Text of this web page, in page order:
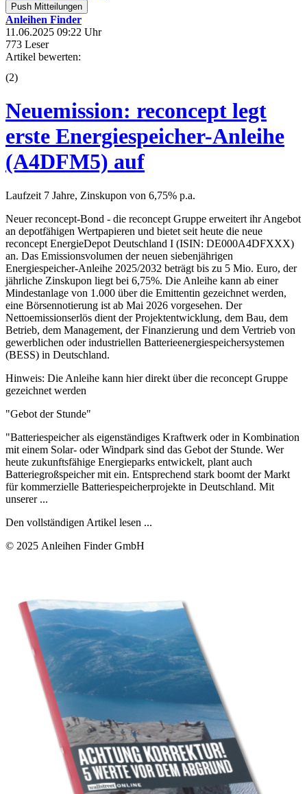
Push Mitteilungen
Anleihen Finder
11.06.2025 09:22 Uhr
773 Leser
Artikel bewerten:
(2)
Neuemission: reconcept legt
erste Energiespeicher-Anleihe
(A4DFM5) auf
Laufzeit 7 Jahre, Zinskupon von 6,75% p.a.
Neuer reconcept-Bond - die reconcept Gruppe erweitert ihr Angebot
an depotfähigen Wertpapieren und bietet seit heute die neue
reconcept EnergieDepot Deutschland I (ISIN: DE000A4DFXXX)
an. Das Emissionsvolumen der neuen siebenjährigen
Energiespeicher-Anleihe 2025/2032 beträgt bis zu 5 Mio. Euro, der
jährliche Zinskupon liegt bei 6,75%. Die Anleihe kann ab einer
Mindestanlage von 1.000 über die Emittentin gezeichnet werden,
eine Börsennotierung ist ab Mai 2026 vorgesehen. Der
Nettoemissionserlös dient der Projektentwicklung, dem Bau, dem
Betrieb, dem Management, der Finanzierung und dem Vertrieb von
gewerblichen oder industriellen Batterieenergiespeichersystemen
(BESS) in Deutschland.
Hinweis: Die Anleihe kann hier direkt über die reconcept Gruppe
gezeichnet werden
"Gebot der Stunde"
"Batteriespeicher als eigenständiges Kraftwerk oder in Kombination
mit einem Solar- oder Windpark sind das Gebot der Stunde. Wer
heute zukunftsfähige Energieparks entwickelt, plant auch
Batteriegroßspeicher mit ein. Entsprechend stark boomt der Markt
für kommerzielle Batteriespeicherprojekte in Deutschland. Mit
unserer ...
Den vollständigen Artikel lesen ...
© 2025 Anleihen Finder GmbH